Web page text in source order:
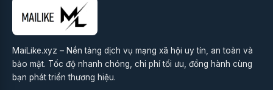
MaiLike.xyz – Nền tảng dịch vụ mạng xã hội uy tín, an toàn và
bảo mật. Tốc độ nhanh chóng, chi phí tối ưu, đồng hành cùng
bạn phát triển thương hiệu.